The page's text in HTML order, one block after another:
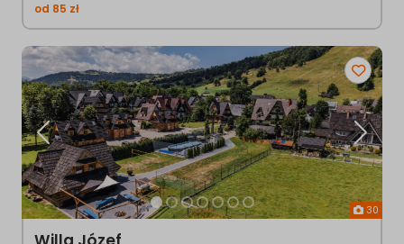
od 85 zł
30
Poprzednia